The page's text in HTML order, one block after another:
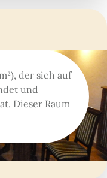
der sich auf
und
Dieser Raum